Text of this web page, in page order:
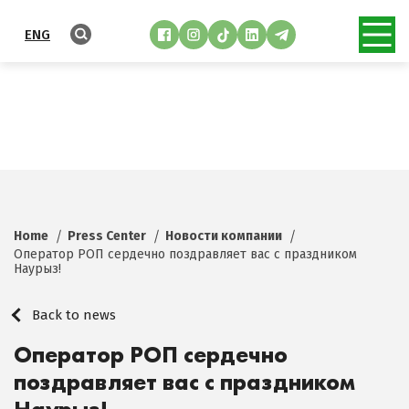
ENG
Home Press Center
Новости компании
Оператор РОП сердечно поздравляет вас с праздником
Наурыз!
Back to news
Оператор РОП сердечно
поздравляет вас с праздником